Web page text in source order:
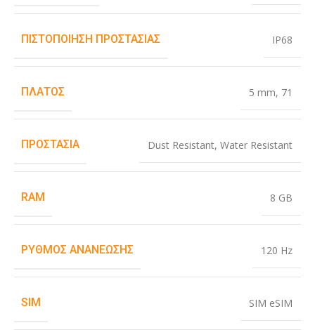
ΠΙΣΤΟΠΟΊΗΣΗ ΠΡΟΣΤΑΣΊΑΣ IP68
ΠΛΆΤΟΣ 5 mm, 71
ΠΡΟΣΤΑΣΊΑ Dust Resistant, Water Resistant
RAM 8 GB
ΡΥΘΜΌΣ ΑΝΑΝΈΩΣΗΣ 120 Hz
SIM SIM eSIM